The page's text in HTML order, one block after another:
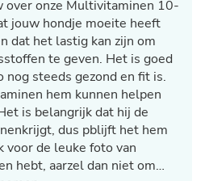
over onze Multivitaminen 10-
jouw hondje moeite heeft
dat het lastig kan zijn om
te geven. Het is goed
steeds gezond en fit is.
hem kunnen helpen
is belangrijk dat hij de
dus pblijft het hem
voor de leuke foto van
hebt, aarzel dan niet om